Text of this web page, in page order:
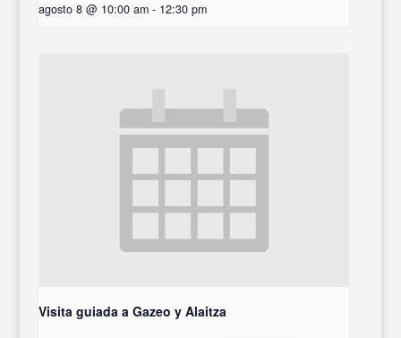
agosto 8 @ 10:00 am - 12:30 pm
Visita guiada a Gazeo y Alaitza